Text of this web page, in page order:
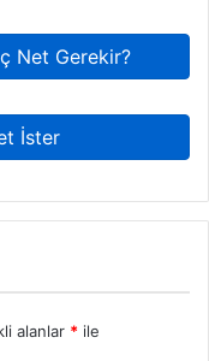
Net Gerekir?
İster
alanlar * ile